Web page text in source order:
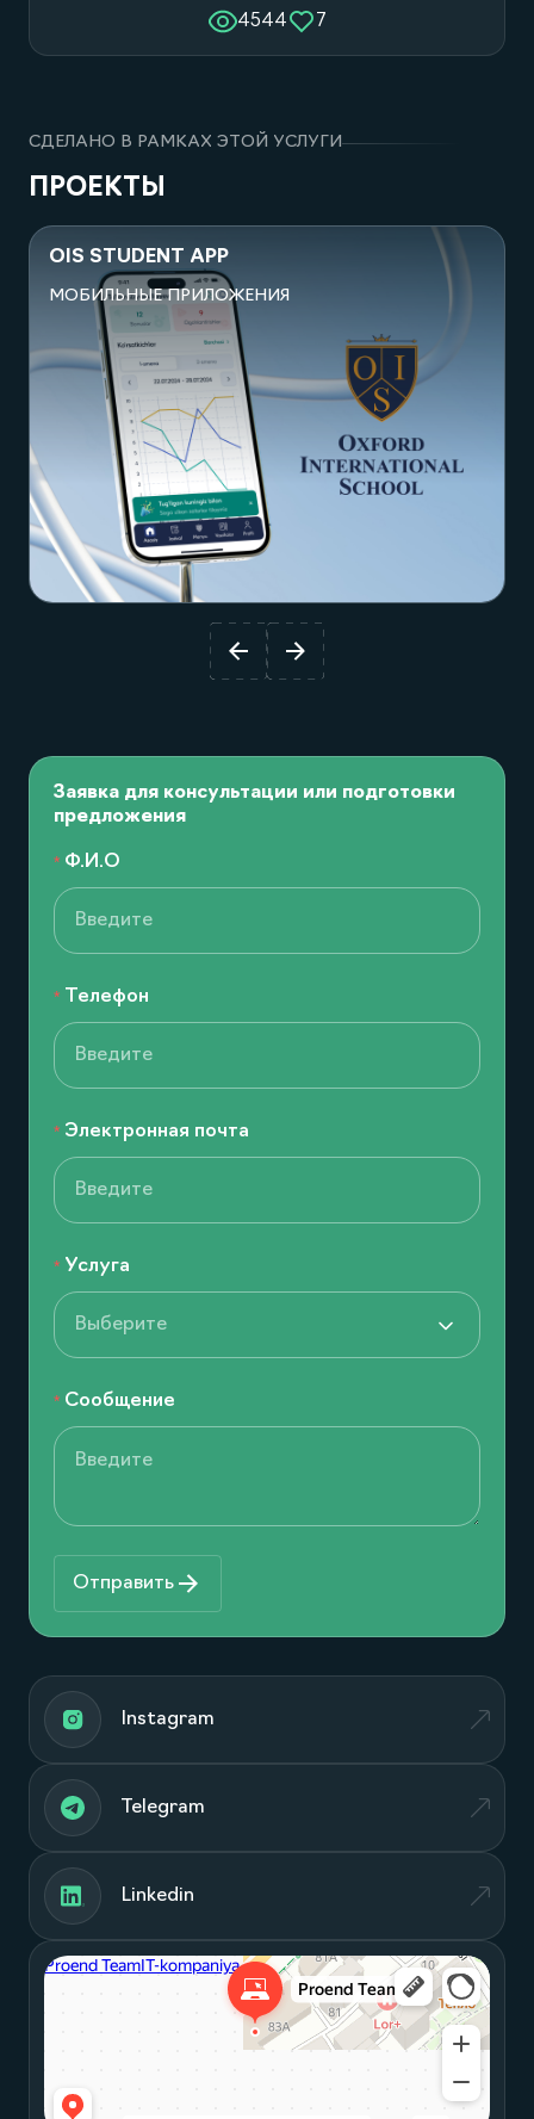
4544 7
СДЕЛАНО В РАМКАХ ЭТОЙ УСЛУГИ
ПРОЕКТЫ
OIS STUDENT APP
МОБИЛЬНЫЕ ПРИЛОЖЕНИЯ
Посмотреть проект
Заявка для консультации или подготовки
предложения
Ф.И.О
Телефон
Электронная почта
Услуга
Выберите
Сообщение
Отправить
Instagram
Telegram
Linkedin